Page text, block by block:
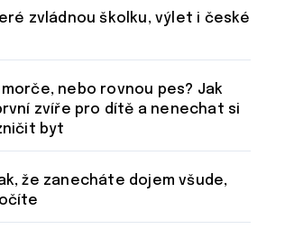
zvládnou školku, výlet i české
nebo rovnou pes? Jak
zvíře pro dítě a nenechat si
byt
že zanecháte dojem všude,